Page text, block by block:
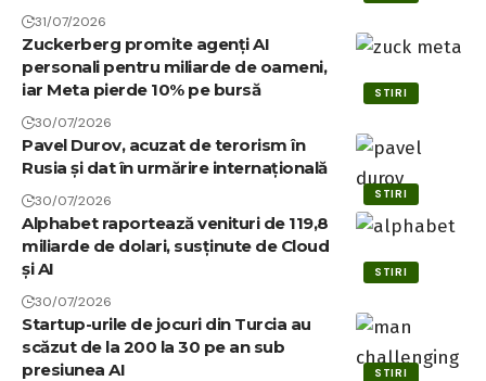
31/07/2026
STIRI
Zuckerberg promite agenți AI
personali pentru miliarde de oameni,
iar Meta pierde 10% pe bursă
30/07/2026
STIRI
Pavel Durov, acuzat de terorism în
Rusia și dat în urmărire internațională
30/07/2026
STIRI
Alphabet raportează venituri de 119,8
miliarde de dolari, susținute de Cloud
și AI
30/07/2026
STIRI
Startup-urile de jocuri din Turcia au
scăzut de la 200 la 30 pe an sub
presiunea AI